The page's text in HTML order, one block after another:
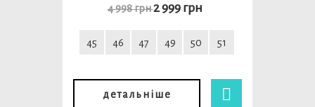
4 998 грн2 999 грн
45 46 47 49 50 51
детальніше